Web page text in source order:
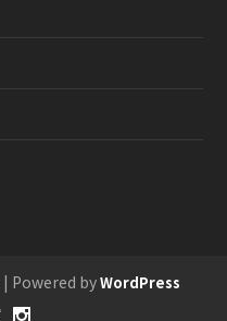
| Powered byWordPress